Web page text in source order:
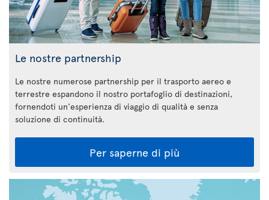
Le nostre partnership
Le nostre numerose partnership per il trasporto aereo e
terrestre espandono il nostro portafoglio di destinazioni,
fornendoti un'esperienza di viaggio di qualità e senza
soluzione di continuità.
Per saperne di più